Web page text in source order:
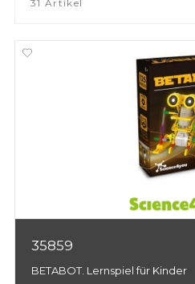
31 Artikel
35859
BETABOT. Lernspiel für Kinder